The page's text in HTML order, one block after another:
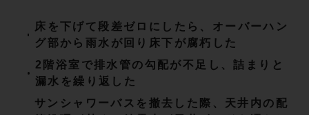
床を下げて段差ゼロにしたら、オーバーハン
グ部から雨水が回り床下が腐朽した
2階浴室で排水管の勾配が不足し、詰まりと
漏水を繰り返した
サンシャワーバスを撤去した際、天井内の配